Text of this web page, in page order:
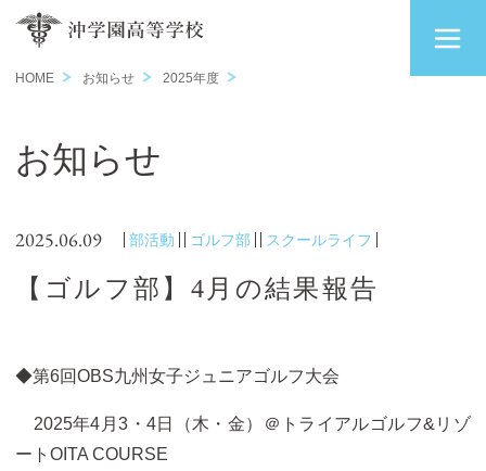
HOME お知らせ 2025年度
お知らせ
2025.06.09 部活動 ゴルフ部 スクールライフ
【ゴルフ部】4月の結果報告
◆第6回OBS九州女子ジュニアゴルフ大会
2025年4月3・4日（木・金）＠トライアルゴルフ&リゾ
ートOITA COURSE